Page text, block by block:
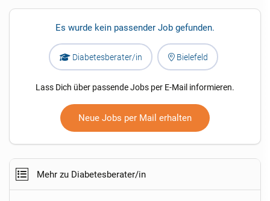
Es wurde kein passender Job gefunden.
Diabetesberater/in Bielefeld
Lass Dich über passende Jobs per E-Mail informieren.
Neue Jobs per Mail erhalten
Mehr zu Diabetesberater/in